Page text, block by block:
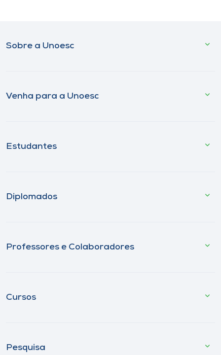
Sobre a Unoesc
Venha para a Unoesc
Estudantes
Diplomados
Professores e Colaboradores
Cursos
Pesquisa